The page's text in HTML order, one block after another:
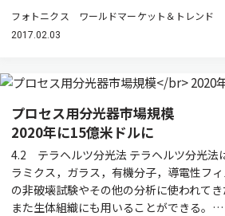
フォトニクス ワールドマーケット＆トレンド
2017.02.03
プロセス用分光器市場規模
2020年に15億米ドルに
4.2 テラヘルツ分光法 テラヘルツ分光法
ラミクス，ガラス，有機分子，導電性フ
の非破壊試験やその他の分析に使われて
また生体組織にも用いることができる。…